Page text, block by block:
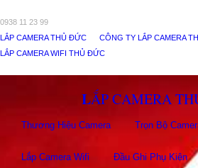
0938 11 23 99
LẮP CAMERA THỦ ĐỨC
CÔNG TY LẮP CAMERA
LẮP CAMERA WIFI THỦ ĐỨC
LẮP CAMERA
Thương Hiệu Camera Trọn Bộ
Lắp Camera Wifi Đầu Ghi Phụ Kiên